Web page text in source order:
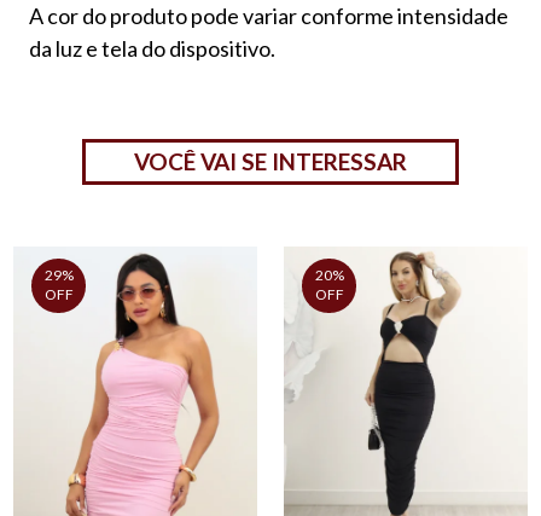
A cor do produto pode variar conforme intensidade
da luz e tela do dispositivo.
VOCÊ VAI SE INTERESSAR
29%
OFF
20%
OFF